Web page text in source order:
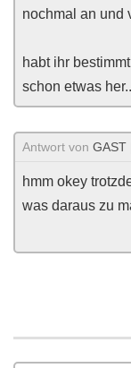
nochmal an und
habt ihr
schon etwas
Antwort von GAST
hmm okey
was daraus zu